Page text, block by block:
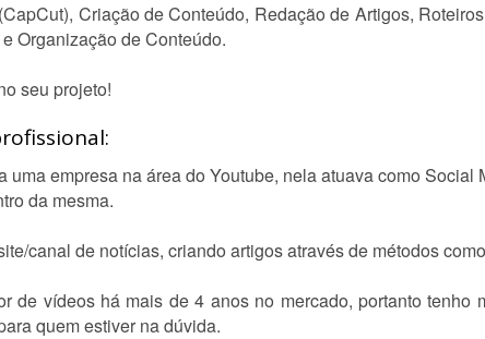
Criação de Conteúdo, Redação de Artigos,
Organização de Conteúdo.
seu projeto!
uma empresa na área do Youtube, nela atuava como
da mesma.
canal de notícias, criando artigos através de métodos
de vídeos há mais de 4 anos no mercado, portanto tenho
quem estiver na dúvida.